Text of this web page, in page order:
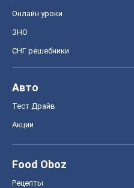
Онлайн уроки
ЗНО
СНГ решебники
Авто
Тест Драйв
Акции
Food Oboz
Рецепты